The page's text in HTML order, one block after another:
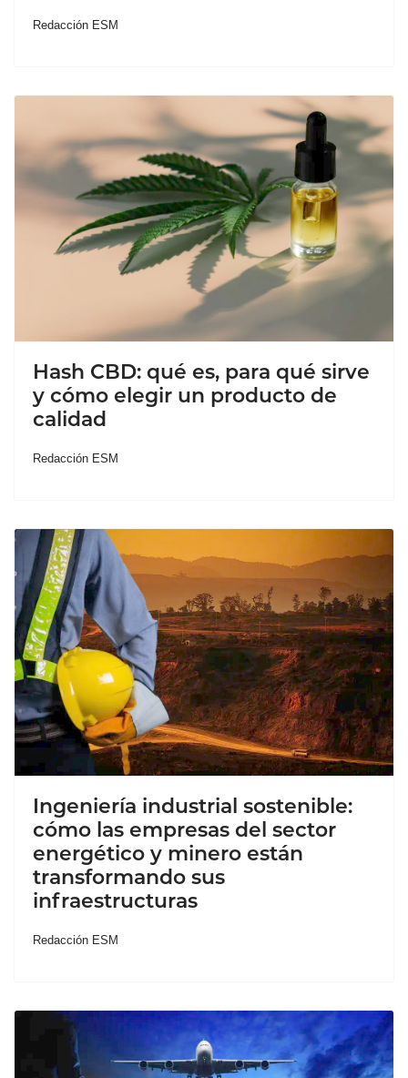
Redacción ESM
Hash CBD: qué es, para qué sirve
y cómo elegir un producto de
calidad
Redacción ESM
Ingeniería industrial sostenible:
cómo las empresas del sector
energético y minero están
transformando sus
infraestructuras
Redacción ESM